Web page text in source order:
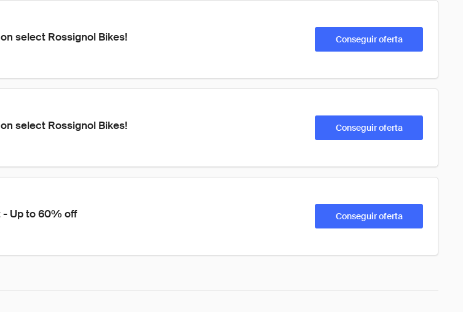
select Rossignol Bikes! Conseguir oferta
select Rossignol Bikes! Conseguir oferta
- Up to 60% off Conseguir oferta